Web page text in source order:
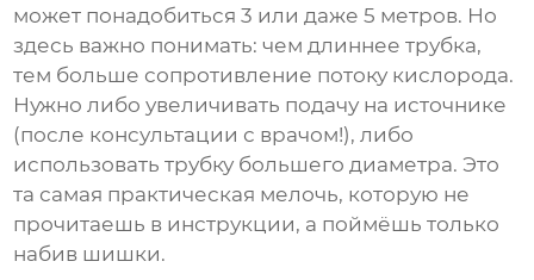
может понадобиться 3 или даже 5 метров. Но
здесь важно понимать: чем длиннее трубка,
тем больше сопротивление потоку кислорода.
Нужно либо увеличивать подачу на источнике
(после консультации с врачом!), либо
использовать трубку большего диаметра. Это
та самая практическая мелочь, которую не
прочитаешь в инструкции, а поймёшь только
набив шишки.